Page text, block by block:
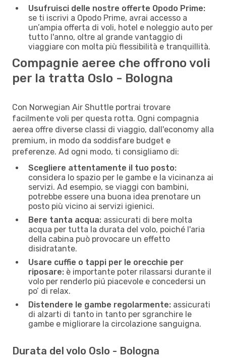
Usufruisci delle nostre offerte Opodo Prime:
se ti iscrivi a Opodo Prime, avrai accesso a
un’ampia offerta di voli, hotel e noleggio auto per
tutto l'anno, oltre al grande vantaggio di
viaggiare con molta più flessibilità e tranquillità.
Compagnie aeree che offrono voli
per la tratta Oslo - Bologna
Con Norwegian Air Shuttle portrai trovare
facilmente voli per questa rotta. Ogni compagnia
aerea offre diverse classi di viaggio, dall'economy alla
premium, in modo da soddisfare budget e
preferenze. Ad ogni modo, ti consigliamo di:
Scegliere attentamente il tuo posto:
considera lo spazio per le gambe e la vicinanza ai
servizi. Ad esempio, se viaggi con bambini,
potrebbe essere una buona idea prenotare un
posto più vicino ai servizi igienici.
Bere tanta acqua: assicurati di bere molta
acqua per tutta la durata del volo, poiché l'aria
della cabina può provocare un effetto
disidratante.
Usare cuffie o tappi per le orecchie per
riposare: è importante poter rilassarsi durante il
volo per renderlo piú piacevole e concedersi un
po’ di relax.
Distendere le gambe regolarmente: assicurati
di alzarti di tanto in tanto per sgranchire le
gambe e migliorare la circolazione sanguigna.
Durata del volo Oslo - Bologna